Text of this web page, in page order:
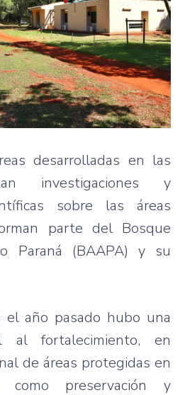
desarrolladas en las
investigaciones y
sobre las áreas
parte del Bosque
Paraná (BAAPA) y su
año pasado hubo una
al fortalecimiento, en
de áreas protegidas en
como preservación y